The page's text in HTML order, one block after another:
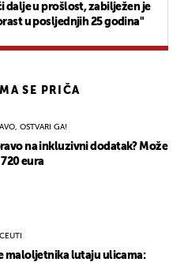
dalje u prošlost, zabilježen je
u posljednjih 25 godina"
SE PRIČA
OSTVARI GA!
na inkluzivni dodatak? Može
eura
maloljetnika lutaju ulicama: